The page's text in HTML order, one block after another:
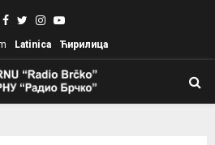
Facebook
TwitterInstagram
Youtube
Latinica Ћирилица